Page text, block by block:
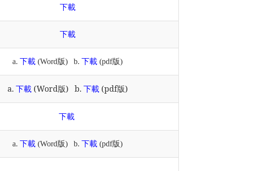
下載
下載
a. 下載 (Word版) b. 下載 (pdf版)
a. 下載(Word版) b. 下載(pdf版)
下載
a. 下載 (Word版) b. 下載 (pdf版)